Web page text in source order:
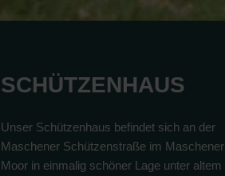
SCHÜTZENHAUS
Unser Schützenhaus befindet sich an der
Maschener Schützenstraße im Maschener
Moor in einmalig schöner Lage unter altem